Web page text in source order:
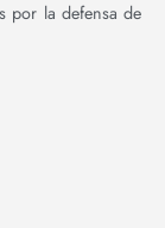
por la defensa de